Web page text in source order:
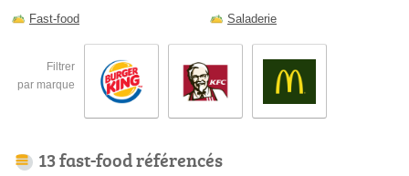
Fast-food
Saladerie
Filtrer
par marque
13 fast-food référencés